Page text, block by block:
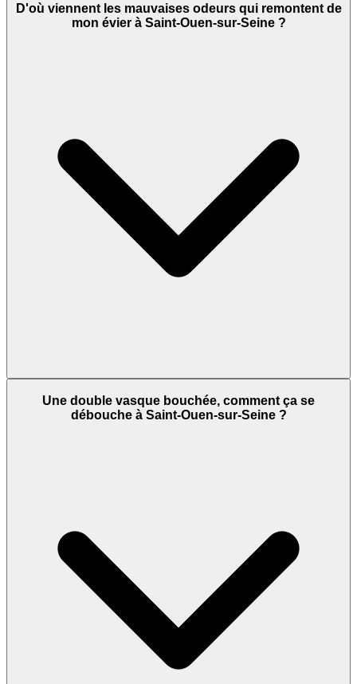
D'où viennent les mauvaises odeurs qui remontent de
mon évier à Saint-Ouen-sur-Seine ?
Une double vasque bouchée, comment ça se
débouche à Saint-Ouen-sur-Seine ?